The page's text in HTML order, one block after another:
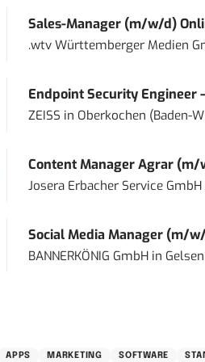
Sales-Manager (m/w/d)
.wtv Württemberger Medien
Endpoint Security Engineer
ZEISS in Oberkochen (Baden-
Content Manager Agrar
Josera Erbacher Service GmbH
Social Media Manager (m/
BANNERKÖNIG GmbHin
APPS MARKETING SOFTWARE